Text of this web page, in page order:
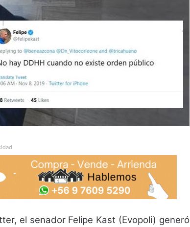
el senador Felipe Kast (Evopoli) generó